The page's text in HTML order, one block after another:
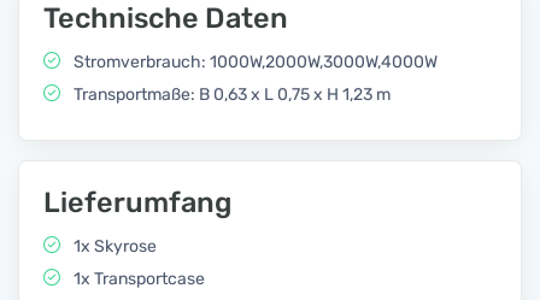
Technische Daten
Stromverbrauch: 1000W,2000W,3000W,4000W
Transportmaße: B 0,63 x L 0,75 x H 1,23 m
Lieferumfang
1x Skyrose
1x Transportcase